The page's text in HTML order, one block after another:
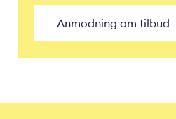
Anmodning om tilbud